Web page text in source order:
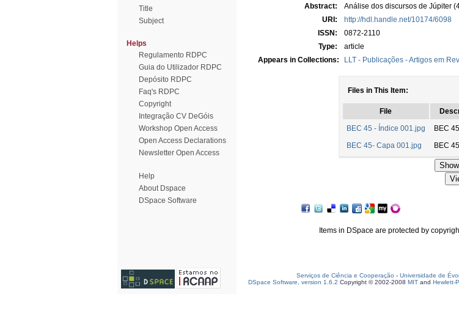
Title
Subject
Helps
Regulamento RDPC
Guia do Utilizador RDPC
Depósito RDPC
Faq's RDPC
Copyright
Integração CV DeGóis
Workshop Open Access
Open Access Declarations
Newsletter Open Access
Help
About Dspace
DSpace Software
Abstract:
Análise dos discursos de Júpiter
URI:
http://hdl.handle.net/10174/6098
ISSN:
0872-2110
Type:
article
Appears in Collections:
LLT - Publicações - Artigos em
Files in This Item:
File
BEC 45 - Índice 001.jpg
BEC
BEC 45- Capa 001.jpg
BEC
Items in DSpace are protected by
Serviços de Ciência e Cooperação - Universidade de
DSpace Software, version 1.6.2 Copyright © 2002-2008 MIT and Hewlett-